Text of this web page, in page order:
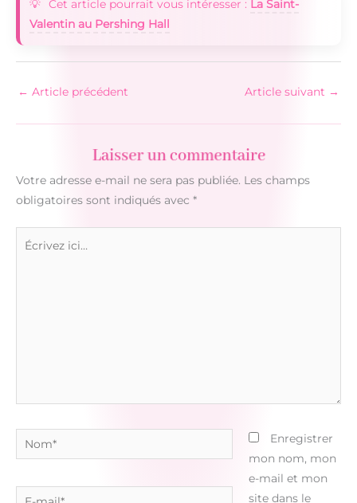
Cet article pourrait vous intéresser : La Saint-
Valentin au Pershing Hall
← Article précédent Article suivant →
Laisser un commentaire
Votre adresse e-mail ne sera pas publiée. Les champs
obligatoires sont indiqués avec *
Nom*
E-
Enregistrer
mon nom, mon
e-mail et mon
site dans le